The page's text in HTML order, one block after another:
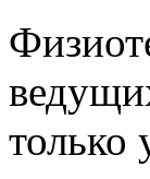
только